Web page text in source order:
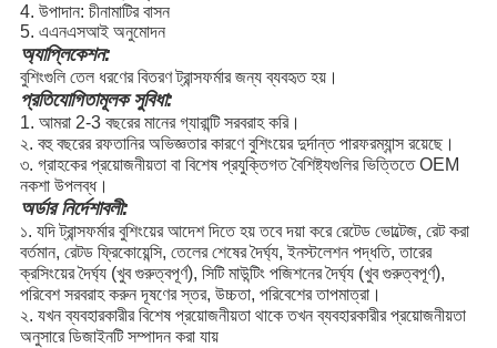
4. উপাদান: চীনামাটির বাসন
5. এএনএসআই অনুমোদন
অ্যাপ্লিকেশন:
বুশিংগুলি তেল ধরণের বিতরণ ট্রান্সফর্মার জন্য ব্যবহৃত হয়।
প্রতিযোগিতামূলক সুবিধা:
1. আমরা 2-3 বছরের মানের গ্যারান্টি সরবরাহ করি।
২. বহু বছরের রফতানির অভিজ্ঞতার কারণে বুশিংয়ের দুর্দান্ত পারফরম্যান্স রয়েছে।
৩. গ্রাহকের প্রয়োজনীয়তা বা বিশেষ প্রযুক্তিগত বৈশিষ্ট্যগুলির ভিত্তিতে OEM
নকশা উপলব্ধ।
অর্ডার নির্দেশাবলী:
১. যদি ট্রান্সফর্মার বুশিংয়ের আদেশ দিতে হয় তবে দয়া করে রেটেড ভোল্টেজ, রেট করা
বর্তমান, রেটড ফ্রিকোয়েন্সি, তেলের শেষের দৈর্ঘ্য, ইনস্টলেশন পদ্ধতি, তারের
ক্রসিংয়ের দৈর্ঘ্য (খুব গুরুত্বপূর্ণ), সিটি মাউন্টিং পজিশনের দৈর্ঘ্য (খুব গুরুত্বপূর্ণ),
পরিবেশ সরবরাহ করুন দূষণের স্তর, উচ্চতা, পরিবেশের তাপমাত্রা।
২. যখন ব্যবহারকারীর বিশেষ প্রয়োজনীয়তা থাকে তখন ব্যবহারকারীর প্রয়োজনীয়তা
অনুসারে ডিজাইনটি সম্পাদন করা যায়